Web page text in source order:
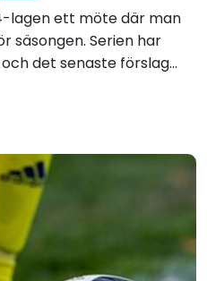
lagen ett möte där man
säsongen. Serien har
det senaste förslag...